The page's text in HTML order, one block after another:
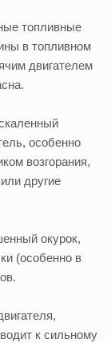
топливные
в топливном
двигателем
особенно
возгорания,
другие
окурок,
(особенно в
к сильному